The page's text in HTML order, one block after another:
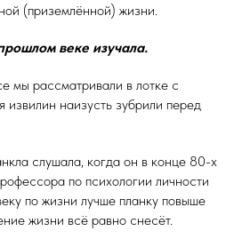
(приземлённой) жизни.
веке изучала.
мы рассматривали в лотке с
наизусть зубрили перед
слушала, когда он в конце 80-х
по психологии личности
по жизни лучше планку повыше
жизни всё равно снесёт.